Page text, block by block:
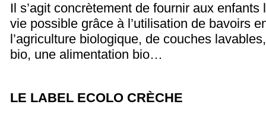
Il s’agit concrètement de fournir aux
vie possible grâce à l’utilisation de bavoirs
l’agriculture biologique, de couches
bio, une alimentation bio…
LE LABEL ECOLO CRÈCHE